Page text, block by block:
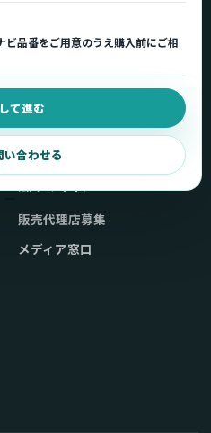
品番をご用意のうえ購入前にご相
て進む
い合わせる
Q&A・症状別サポート
起動不良復旧サービス
販売代理店募集
メディア窓口